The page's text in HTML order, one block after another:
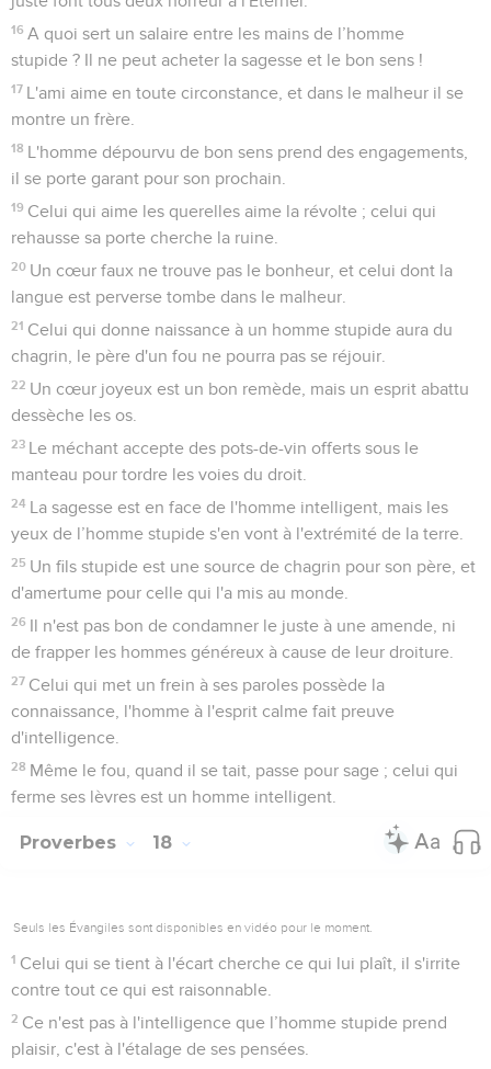
16 A quoi sert un salaire entre les mains de l’homme
stupide ? Il ne peut acheter la sagesse et le bon sens !
17 L'ami aime en toute circonstance, et dans le malheur il se
montre un frère.
18 L'homme dépourvu de bon sens prend des engagements,
il se porte garant pour son prochain.
19 Celui qui aime les querelles aime la révolte ; celui qui
rehausse sa porte cherche la ruine.
20 Un cœur faux ne trouve pas le bonheur, et celui dont la
langue est perverse tombe dans le malheur.
21 Celui qui donne naissance à un homme stupide aura du
chagrin, le père d'un fou ne pourra pas se réjouir.
22 Un cœur joyeux est un bon remède, mais un esprit abattu
dessèche les os.
23 Le méchant accepte des pots-de-vin offerts sous le
manteau pour tordre les voies du droit.
24 La sagesse est en face de l'homme intelligent, mais les
yeux de l’homme stupide s'en vont à l'extrémité de la terre.
25 Un fils stupide est une source de chagrin pour son père, et
d'amertume pour celle qui l'a mis au monde.
26 Il n'est pas bon de condamner le juste à une amende, ni
de frapper les hommes généreux à cause de leur droiture.
27 Celui qui met un frein à ses paroles possède la
connaissance, l'homme à l'esprit calme fait preuve
d'intelligence.
28 Même le fou, quand il se tait, passe pour sage ; celui qui
ferme ses lèvres est un homme intelligent.
Proverbes 18
Seuls les Évangiles sont disponibles en vidéo pour le moment.
1 Celui qui se tient à l'écart cherche ce qui lui plaît, il s'irrite
contre tout ce qui est raisonnable.
2 Ce n'est pas à l'intelligence que l’homme stupide prend
plaisir, c'est à l'étalage de ses pensées.